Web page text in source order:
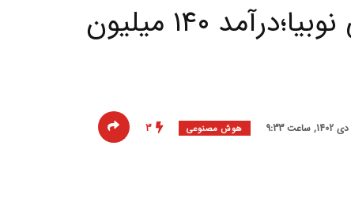
قدرت نمایی گوشی نوبیا؛درآمد ۱۴۰ میلیون
هوش مصنوعی
3